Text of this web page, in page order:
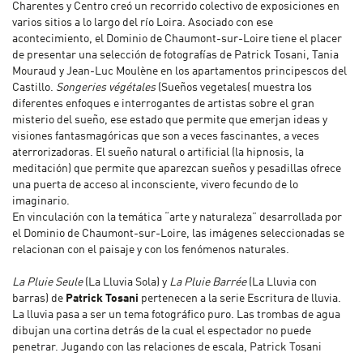
Charentes y Centro creó un recorrido colectivo de exposiciones en
varios sitios a lo largo del río Loira. Asociado con ese
acontecimiento, el Dominio de Chaumont-sur-Loire tiene el placer
de presentar una selección de fotografías de Patrick Tosani, Tania
Mouraud y Jean-Luc Moulène en los apartamentos principescos del
Castillo. Songeries végétales(Sueños vegetales( muestra los
diferentes enfoques e interrogantes de artistas sobre el gran
misterio del sueño, ese estado que permite que emerjan ideas y
visiones fantasmagóricas que son a veces fascinantes, a veces
aterrorizadoras. El sueño natural o artificial (la hipnosis, la
meditación) que permite que aparezcan sueños y pesadillas ofrece
una puerta de acceso al inconsciente, vivero fecundo de lo
imaginario.
En vinculación con la temática “arte y naturaleza” desarrollada por
el Dominio de Chaumont-sur-Loire, las imágenes seleccionadas se
relacionan con el paisaje y con los fenómenos naturales.
La Pluie Seule(La Lluvia Sola) y La Pluie Barrée(La Lluvia con
barras) de Patrick Tosani pertenecen a la serie Escritura de lluvia.
La lluvia pasa a ser un tema fotográfico puro. Las trombas de agua
dibujan una cortina detrás de la cual el espectador no puede
penetrar. Jugando con las relaciones de escala, Patrick Tosani